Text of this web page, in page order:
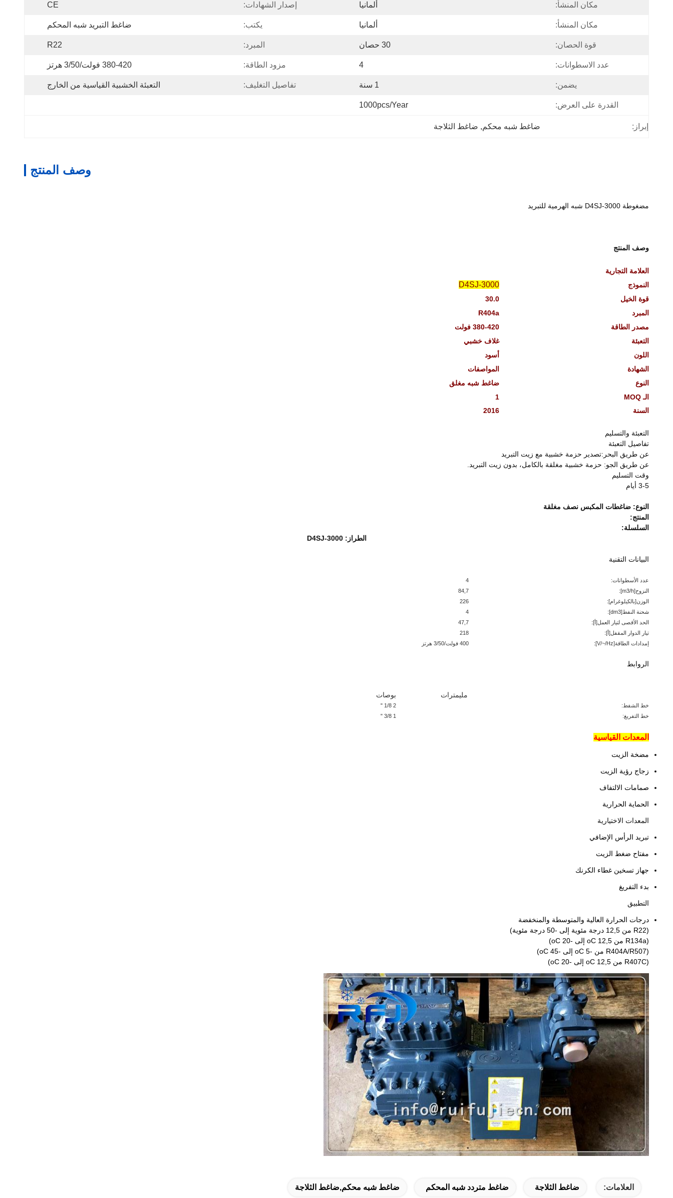
مكان المنشأ: ألمانيا إصدار الشهادات: CE
مكان المنشأ: ألمانيا يكتب: ضاغط التبريد شبه المحكم
قوة الحصان: 30 حصان المبرد: R22
عدد الاسطوانات: 4 مزود الطاقة: 380-420 فولت/3/50 هرتز
يضمن: 1 سنة تفاصيل التغليف: التعبئة الخشبية القياسية من الخارج
القدرة على العرض: 1000pcs/year
إبراز: ضاغط شبه محكم, ضاغط الثلاجة
وصف المنتج
مضغوطة D4SJ-3000 شبه الهرمية للتبريد
وصف المنتج
العلامة التجارية
النموذج
D4SJ-3000
قوة الخيل
30.0
المبرد
R404a
مصدر الطاقة
380-420 فولت
التعبئة
غلاف خشبي
اللون
أسود
الشهادة
المواصفات
النوع
ضاغط شبه مغلق
الـ MOQ
1
السنة
2016
التعبئة والتسليم
تفاصيل التعبئة
عن طريق البحر:تصدير حزمة خشبية مع زيت التبريد
عن طريق الجو: حزمة خشبية مغلقة بالكامل، بدون زيت التبريد.
وقت التسليم
3-5 أيام
النوع: ضاغطات المكبس نصف مغلقة
المنتج:
السلسلة:
الطراز: D4SJ-3000
البيانات التقنية
عدد الأسطوانات:
4
النزوح[m3/h
]:
84,7
الوزن[بالكيلوغرام]:
226
شحنة النفط[dm3
]:
4
الحد الأقصى لتيار العمل[أ]:
47,7
تيار الدوار المقفل[أ]:
218
إمدادات الطاقة[V/~/Hz
]: 400 فولت/3/50 هرتز
الروابط
مليمترات بوصات
خط الشفط:
2 1/8 "
خط التفريغ:
1 3/8 "
المعدات القياسية
مضخة الزيت
زجاج رؤية الزيت
صمامات الالتفاف
الحماية الحرارية
المعدات الاختيارية
تبريد الرأس الإضافي
مفتاح ضغط الزيت
جهاز تسخين غطاء الكرنك
بدء التفريغ
التطبيق
درجات الحرارة العالية والمتوسطة والمنخفضة
(R22 من 12,5 درجة مئوية إلى -50 درجة مئوية)
(R134a من 12,5 oC إلى -20 oC)
(R404A/R507 من -5 oC إلى -45 oC)
(R407C من 12,5 oC إلى -20 oC)
العلامات: ضاغط الثلاجة ضاغط متردد شبه المحكم ضاغط شبه محكم,ضاغط الثلاجة